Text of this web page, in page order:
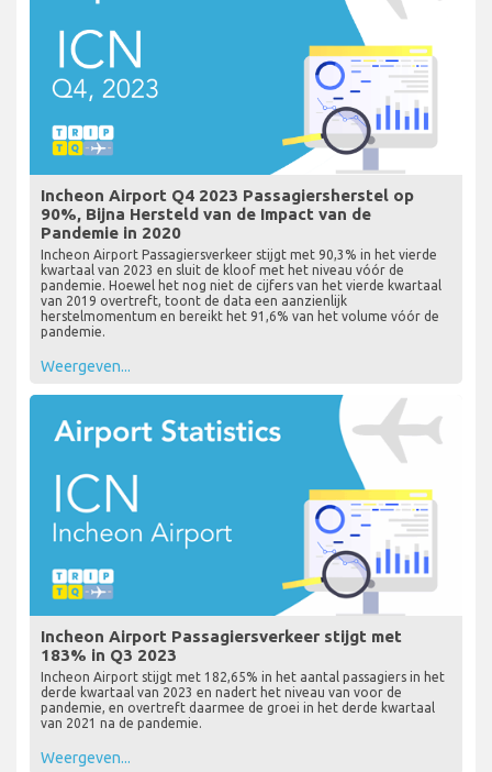
Incheon Airport Q4 2023 Passagiersherstel op
90%, Bijna Hersteld van de Impact van de
Pandemie in 2020
Incheon Airport Passagiersverkeer stijgt met 90,3% in het vierde
kwartaal van 2023 en sluit de kloof met het niveau vóór de
pandemie. Hoewel het nog niet de cijfers van het vierde kwartaal
van 2019 overtreft, toont de data een aanzienlijk
herstelmomentum en bereikt het 91,6% van het volume vóór de
pandemie.
Weergeven...
Incheon Airport Passagiersverkeer stijgt met
183% in Q3 2023
Incheon Airport stijgt met 182,65% in het aantal passagiers in het
derde kwartaal van 2023 en nadert het niveau van voor de
pandemie, en overtreft daarmee de groei in het derde kwartaal
van 2021 na de pandemie.
Weergeven...